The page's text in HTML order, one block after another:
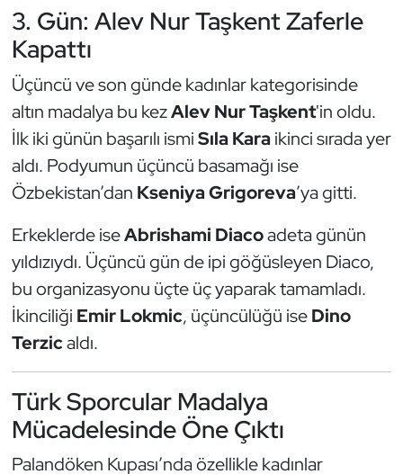
3. Gün: Alev Nur Taşkent Zaferle
Kapattı
Üçüncü ve son günde kadınlar kategorisinde
altın madalya bu kezAlev Nur Taşkent'in oldu.
İlk iki günün başarılı ismiSıla Karaikinci sırada yer
aldı. Podyumun üçüncü basamağı ise
Özbekistan’dan Kseniya Grigoreva’ya gitti.
Erkeklerde iseAbrishami Diacoadeta günün
yıldızıydı. Üçüncü gün de ipi göğüsleyen Diaco,
bu organizasyonu üçte üç yaparak tamamladı.
İkinciliği Emir Lokmic, üçüncülüğü iseDino
Terzicaldı.
Türk Sporcular Madalya
Mücadelesinde Öne Çıktı
Palandöken Kupası’nda özellikle kadınlar
Tekvando
Tenis
Triatlon
Voleybol
Vücut Geliştirme Fitness
Wushu Kungfu
Yelken
Yüzme